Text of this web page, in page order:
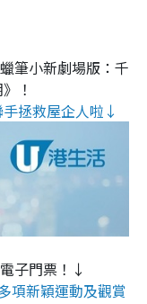
筆小新劇場版：千
！
拯救屋企人啦↓
子門票！↓
項新穎運動及觀賞